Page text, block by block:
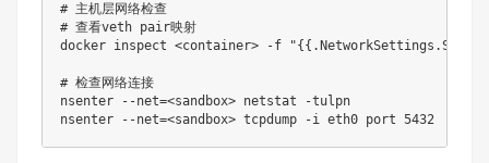
# 主机层网络检查
# 查看veth pair映射
docker inspect <container> -f "{
# 检查网络连接
nsenter
--net=<sandbox> netstat
-tulpn
nsenter
--net=<sandbox> tcpdump -i eth0 port 5432